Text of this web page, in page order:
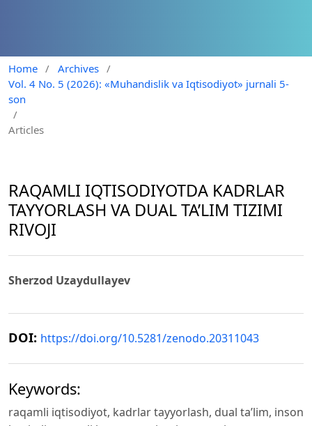
Home / Archives /
Vol. 4 No. 5 (2026): «Muhandislik va Iqtisodiyot» jurnali 5-
son
/
Articles
RAQAMLI IQTISODIYOTDA KADRLAR
TAYYORLASH VA DUAL TA’LIM TIZIMI
RIVOJI
Sherzod Uzaydullayev
DOI: https://doi.org/10.5281/zenodo.20311043
Keywords:
raqamli iqtisodiyot, kadrlar tayyorlash, dual ta’lim, inson